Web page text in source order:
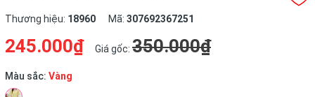
Thương hiệu: 18960 Mã: 307692367251
245.000₫ Giá gốc: 350.000₫
Màu sắc: Vàng